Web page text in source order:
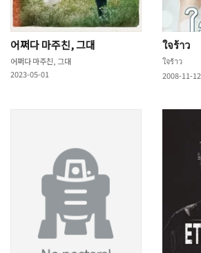
어쩌다 마주친, 그대
어쩌다 마주친, 그대
2023-05-01
ใจร้าว
ใจร้าว
2008-11-12